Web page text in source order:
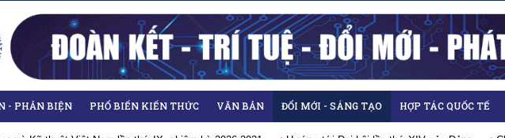
- PHẢN BIỆN PHỔ BIẾN KIẾN THỨC VĂN BẢN ĐỔI MỚI - SÁNG TẠO HỢP TÁC QUỐC TẾ